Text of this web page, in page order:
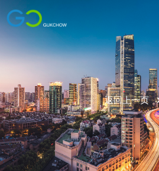
公司简介
企业文化
联系我们
电压暂降
电能质量
智能测控
运维服务
工业
新能源
商业建筑
工作机会
商务合作
返回上一页